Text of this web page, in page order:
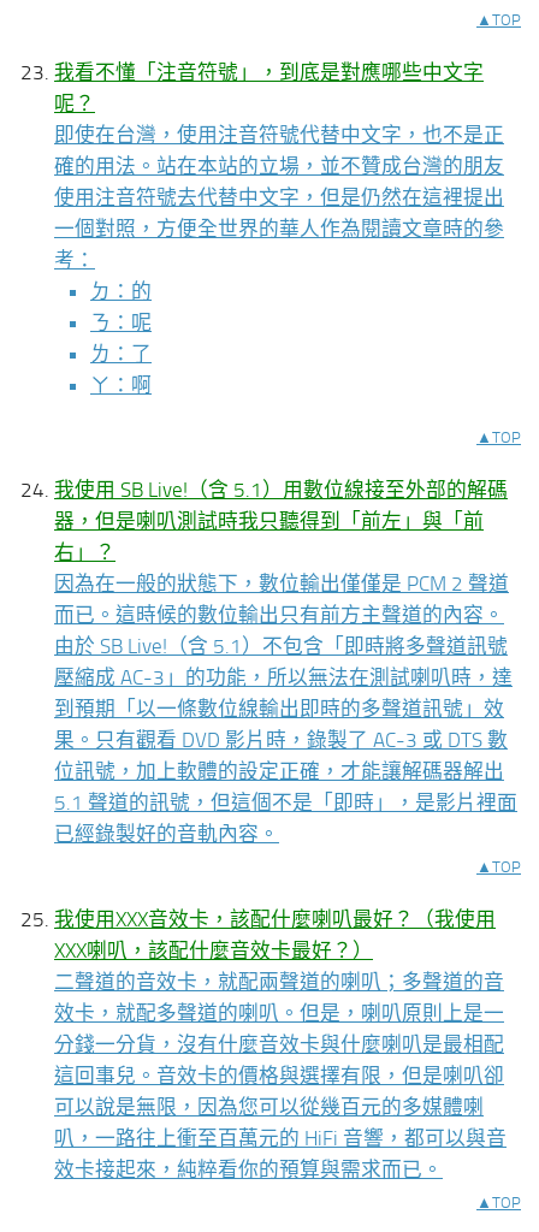
▲TOP
我看不懂「注音符號」，到底是對應哪些中文字
呢？
即使在台灣，使用注音符號代替中文字，也不是正
確的用法。站在本站的立場，並不贊成台灣的朋友
使用注音符號去代替中文字，但是仍然在這裡提出
一個對照，方便全世界的華人作為閱讀文章時的參
考：
ㄉ：的
ㄋ：呢
ㄌ：了
ㄚ：啊
▲TOP
我使用 SB Live!（含 5.1）用數位線接至外部的解碼
器，但是喇叭測試時我只聽得到「前左」與「前
右」？
因為在一般的狀態下，數位輸出僅僅是 PCM 2 聲道
而已。這時候的數位輸出只有前方主聲道的內容。
由於 SB Live!（含 5.1）不包含「即時將多聲道訊號
壓縮成 AC-3」的功能，所以無法在測試喇叭時，達
到預期「以一條數位線輸出即時的多聲道訊號」效
果。只有觀看 DVD 影片時，錄製了 AC-3 或 DTS 數
位訊號，加上軟體的設定正確，才能讓解碼器解出
5.1 聲道的訊號，但這個不是「即時」，是影片裡面
已經錄製好的音軌內容。
▲TOP
我使用XXX音效卡，該配什麼喇叭最好？（我使用
XXX喇叭，該配什麼音效卡最好？）
二聲道的音效卡，就配兩聲道的喇叭；多聲道的音
效卡，就配多聲道的喇叭。但是，喇叭原則上是一
分錢一分貨，沒有什麼音效卡與什麼喇叭是最相配
這回事兒。音效卡的價格與選擇有限，但是喇叭卻
可以說是無限，因為您可以從幾百元的多媒體喇
叭，一路往上衝至百萬元的 HiFi 音響，都可以與音
效卡接起來，純粹看你的預算與需求而已。
▲TOP